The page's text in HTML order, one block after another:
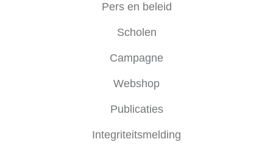
Pers en beleid
Scholen
Campagne
Webshop
Publicaties
Integriteitsmelding